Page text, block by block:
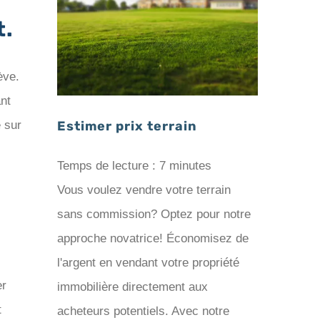
sur
Estimer prix terrain
Temps de lecture : 7 minutes
Vous voulez vendre votre terrain
sans commission? Optez pour notre
approche novatrice! Économisez de
l'argent en vendant votre propriété
immobilière directement aux
acheteurs potentiels. Avec notre